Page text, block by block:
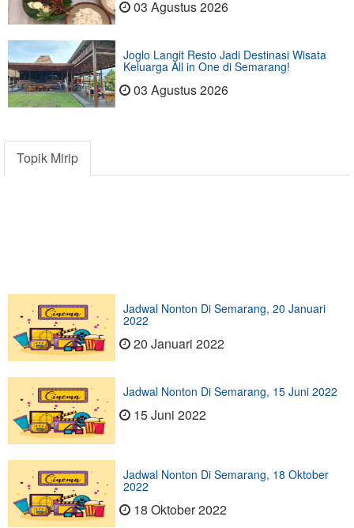
03 Agustus 2026
Joglo Langit Resto Jadi Destinasi Wisata
Keluarga All in One di Semarang!
03 Agustus 2026
Topik Mirip
Jadwal Nonton Di Semarang, 20 Januari
2022
20 Januari 2022
Jadwal Nonton Di Semarang, 15 Juni 2022
15 Juni 2022
Jadwal Nonton Di Semarang, 18 Oktober
2022
18 Oktober 2022